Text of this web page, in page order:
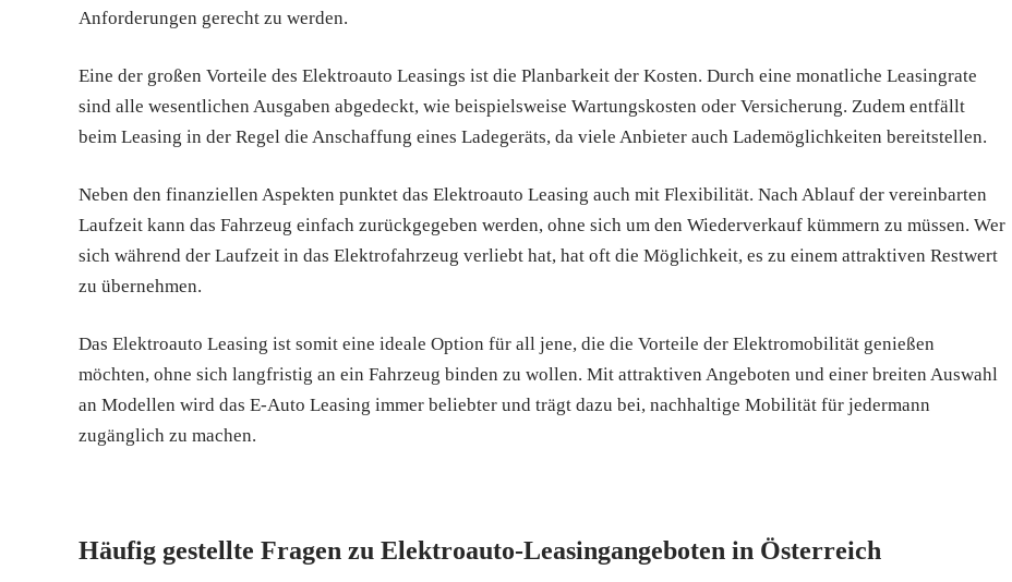
Anforderungen gerecht zu werden.
Eine der großen Vorteile des Elektroauto Leasings ist die Planbarkeit der Kosten. Durch eine monatliche Leasingrate
sind alle wesentlichen Ausgaben abgedeckt, wie beispielsweise Wartungskosten oder Versicherung. Zudem entfällt
beim Leasing in der Regel die Anschaffung eines Ladegeräts, da viele Anbieter auch Lademöglichkeiten bereitstellen.
Neben den finanziellen Aspekten punktet das Elektroauto Leasing auch mit Flexibilität. Nach Ablauf der vereinbarten
Laufzeit kann das Fahrzeug einfach zurückgegeben werden, ohne sich um den Wiederverkauf kümmern zu müssen. Wer
sich während der Laufzeit in das Elektrofahrzeug verliebt hat, hat oft die Möglichkeit, es zu einem attraktiven Restwert
zu übernehmen.
Das Elektroauto Leasing ist somit eine ideale Option für all jene, die die Vorteile der Elektromobilität genießen
möchten, ohne sich langfristig an ein Fahrzeug binden zu wollen. Mit attraktiven Angeboten und einer breiten Auswahl
an Modellen wird das E-Auto Leasing immer beliebter und trägt dazu bei, nachhaltige Mobilität für jedermann
zugänglich zu machen.
Häufig gestellte Fragen zu Elektroauto-Leasingangeboten in Österreich